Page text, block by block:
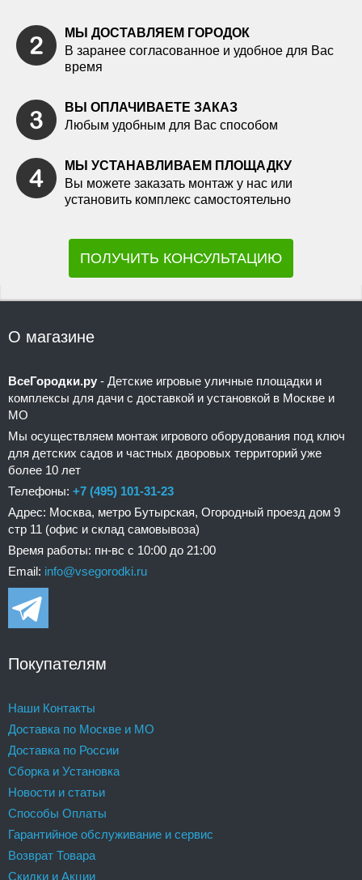
МЫ ДОСТАВЛЯЕМ ГОРОДОК
В заранее согласованное и удобное для Вас
время
ВЫ ОПЛАЧИВАЕТЕ ЗАКАЗ
Любым удобным для Вас способом
МЫ УСТАНАВЛИВАЕМ ПЛОЩАДКУ
Вы можете заказать монтаж у нас или
установить комплекс самостоятельно
ПОЛУЧИТЬ КОНСУЛЬТАЦИЮ
О магазине
ВсеГородки.ру - Детские игровые уличные площадки и
комплексы для дачи с доставкой и установкой в Москве и
МО
Мы осуществляем монтаж игрового оборудования под ключ
для детских садов и частных дворовых территорий уже
более 10 лет
Телефоны: +7 (495) 101-31-23
Адрес: Москва, метро Бутырская, Огородный проезд дом 9
стр 11 (офис и склад самовывоза)
Время работы: пн-вс с 10:00 до 21:00
Email: info@vsegorodki.ru
Покупателям
Наши Контакты
Доставка по Москве и МО
Доставка по России
Сборка и Установка
Новости и статьи
Способы Оплаты
Гарантийное обслуживание и сервис
Возврат Товара
Скидки и Акции